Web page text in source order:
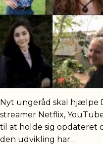
Nyt ungeråd skal hjælpe
streamer Netflix,
til at holde sig opdateret
den udvikling har…